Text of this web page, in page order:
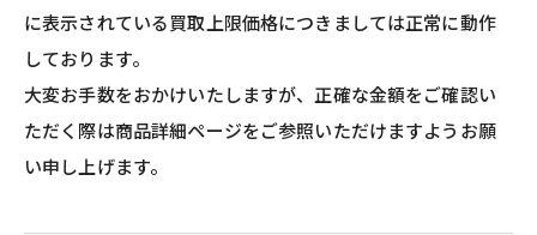
に表示されている買取上限価格につきましては正常に動作
しております。
大変お手数をおかけいたしますが、正確な金額をご確認い
ただく際は商品詳細ページをご参照いただけますようお願
い申し上げます。